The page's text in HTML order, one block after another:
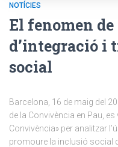
NOTÍCIES
El fenomen de
d’integració i
social
Barcelona, 16 de maig del
de la Convivència en Pau,
Convivència» per analitzar
promoure la inclusió social